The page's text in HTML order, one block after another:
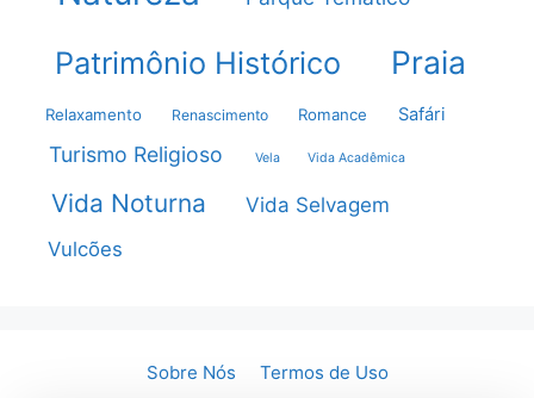
Patrimônio Histórico Praia
Relaxamento Renascimento Romance Safári
Turismo Religioso Vela Vida Acadêmica
Vida Noturna Vida Selvagem
Vulcões
Sobre Nós
Termos de Uso